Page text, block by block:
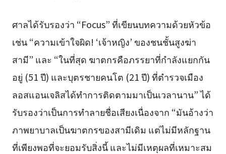
ศาลได้รับรองว่า “Focus” ที่เขียนบทความด้วยหัวข้อ
เช่น “ความเข้าใจผิด! ‘เจ้าหญิง’ ของชนชั้นสูงฆ่า
สามี” และ “ในที่สุด ฆาตกรคือภรรยาที่กำลังแยกกัน
อยู่ (51 ปี) และบุตรชายคนโต (21 ปี) ที่ตำรวจเมือง
ลอสแอนเจลิสได้ทำการติดตามมาเป็นเวลานาน” ได้
รับรองว่าเป็นการทำลายชื่อเสียงเนื่องจาก “มันอ้างว่า
ภาพยาบาลเป็นฆาตกรของสามีเดิม แต่ไม่มีหลักฐาน
ที่เพียงพอที่จะยอมรับสิ่งนี้ และไม่มีเหตุผลที่เหมาะสม